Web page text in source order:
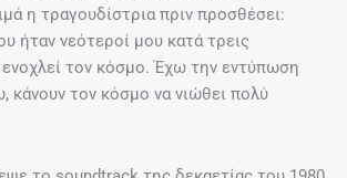
η τραγουδίστρια πριν προσθέσει:
ήταν νεότεροί μου κατά τρεις
τον κόσμο. Έχω την εντύπωση
κάνουν τον κόσμο να νιώθει πολύ